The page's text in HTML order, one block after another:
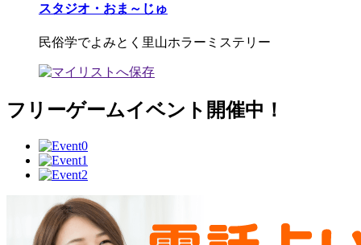
スタジオ・おま～じゅ
民俗学でよみとく里山ホラーミステリー
フリーゲームイベント開催中！